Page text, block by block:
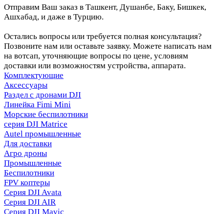
Отправим Ваш заказ в Ташкент, Душанбе, Баку, Бишкек,
Ашхабад, и даже в Турцию.
Остались вопросы или требуется полная консультация?
Позвоните нам или оставьте заявку. Можете написать нам
на вотсап, уточняющие вопросы по цене, условиям
доставки или возможностям устройства, аппарата.
Комплектующие
Аксессуары
Раздел с дронами DJI
Линейка Fimi Mini
Морские беспилотники
серия DJI Matrice
Autel промышленные
Для доставки
Агро дроны
Промышленные
Беспилотники
FPV коптеры
Серия DJI Avata
Серия DJI AIR
Серия DJI Mavic